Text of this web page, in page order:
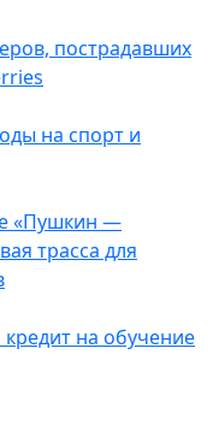
пострадавших
на спорт и
«Пушкин —
трасса для
на обучение